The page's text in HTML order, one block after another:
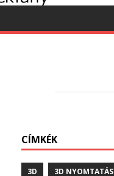
CÍMKÉK
3D 3D NYOMTATÁS